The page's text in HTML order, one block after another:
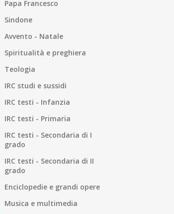
Papa Francesco
Sindone
Avvento - Natale
Spiritualità e preghiera
Teologia
IRC studi e sussidi
IRC testi - Infanzia
IRC testi - Primaria
IRC testi - Secondaria di I
grado
IRC testi - Secondaria di II
grado
Enciclopedie e grandi opere
Musica e multimedia